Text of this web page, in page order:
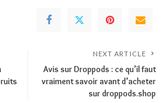
NEXT ARTICLE
Avis sur Droppods : ce qu’il faut
vraiment savoir avant d’acheter
sur droppods.shop